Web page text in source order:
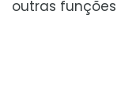
outras